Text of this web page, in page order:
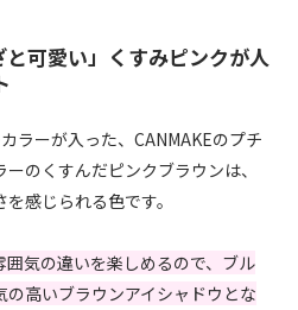
と可愛い」くすみピンクが人
ラーが入った、CANMAKEのプチ
のくすんだピンクブラウンは、
感じられる色です。
気の違いを楽しめるので、ブル
高いブラウンアイシャドウとな